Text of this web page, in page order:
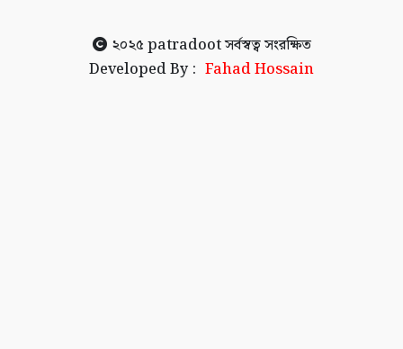
২০২৫ patradootসর্বস্বত্ব সংরক্ষিত
Developed By : Fahad Hossain